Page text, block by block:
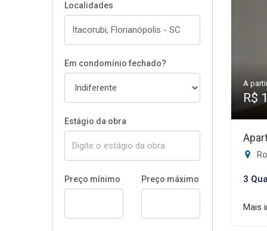
Localidades
Em condomínio fechado?
Estágio da obra
Preço mínimo Preço máximo
A
R$
3
Mais